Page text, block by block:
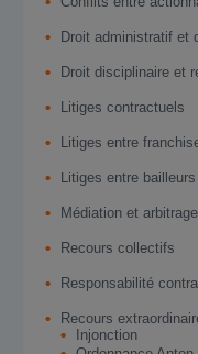
Droit administratif et
Droit disciplinaire et
Litiges contractuels
Litiges entre
Litiges entre
Médiation et arbitrage
Recours collectifs
Responsabilité
Recours
Injonction